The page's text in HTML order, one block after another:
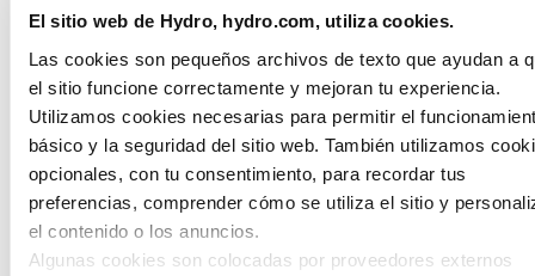
El sitio web de Hydro, hydro.com, utiliza cookies.
Las cookies son pequeños archivos de texto que ayudan a
el sitio funcione correctamente y mejoran tu experiencia.
Utilizamos cookies necesarias para permitir el
básico y la seguridad del sitio web. También utilizamos
opcionales, con tu consentimiento, para recordar tus
preferencias, comprender cómo se utiliza el sitio y
el contenido o los anuncios.
Algunas cookies son colocadas por proveedores externos
Estudiantes y graduados
La vida en Hydro
Áreas profesionales
Conoce a nuestro equipo
Proceso de reclutamiento
Contacto y preguntas frecuentes
Ir a:Inversores
Contactos para el inversor
Ir a:
Medios
Contacto Prensa
Noticias